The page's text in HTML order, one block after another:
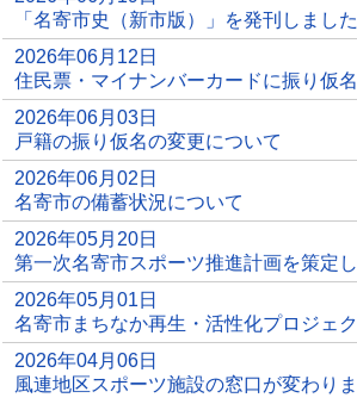
「名寄市史（新市版）」を発刊しました
2026年06月12日
住民票・マイナンバーカードに振り仮
2026年06月03日
戸籍の振り仮名の変更について
2026年06月02日
名寄市の備蓄状況について
2026年05月20日
第一次名寄市スポーツ推進計画を策定
2026年05月01日
名寄市まちなか再生・活性化プロジェ
2026年04月06日
風連地区スポーツ施設の窓口が変わり